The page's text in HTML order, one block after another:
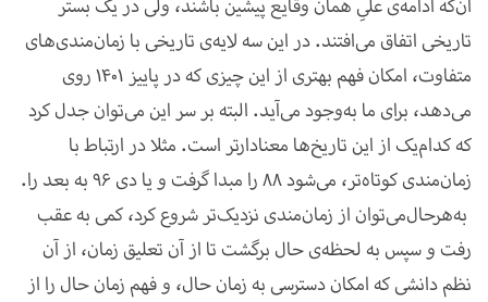
آن‌که ادامه‌ی علیِ همان وقایع پیشین باشند، ولی در یک بستر
تاریخی اتفاق می‌افتند. در این سه لایه‌ی تاریخی با زمان‌مندی‌های
متفاوت، امکان فهم بهتری از این چیزی که در پاییز 1401 روی
می‌دهد، برای ما به‌وجود می‌آید. البته بر سر این می‌توان جدل کرد
که کدام‌یک از این تاریخ‌ها معنادارتر است. مثلا در ارتباط با
زمان‌مندی کوتاه‌تر، می‌شود 88 را مبدا گرفت و یا دی 96 به بعد را.
می‌توان از زمان‌مندی نزدیک‌تر شروع کرد، کمی به عقب‌
رفت و سپس به لحظه‌ی حال برگشت تا از آن تعلیق زمان، از آن
نظم دانشی که امکان دسترسی به زمان حال، و فهم زمان حال را از